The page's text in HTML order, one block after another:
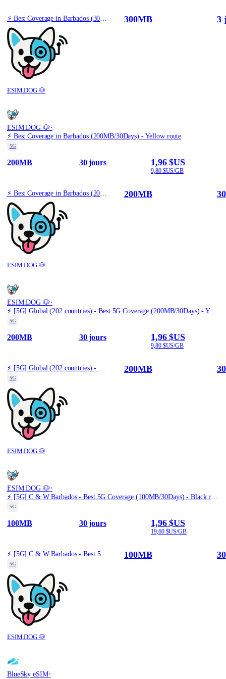
ESIM.DOG 🐶
300MB 3
ESIM.DOG 🐶·
⚡️ Best Coverage in Barbados (200MB/30Days) - Yellow route
5G
200MB 30 jours 1,96 $US
9,80 $US/GB
ESIM.DOG 🐶
200MB
ESIM.DOG 🐶·
⚡️ [5G] Global (202 countries) - Best 5G Coverage (200MB/30Days) - Yellow route
5G
200MB 30 jours 1,96 $US
9,80 $US/GB
5G
ESIM.DOG 🐶
200MB
ESIM.DOG 🐶·
5G
100MB 30 jours 1,96 $US
19,60 $US/GB
⚡️ [5G] C & W Barbados - Best 5G Coverage (100MB/30Days) - Black route
5G
ESIM.DOG 🐶
100MB
BlueSky eSIM·